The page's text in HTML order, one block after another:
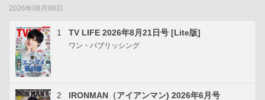
2026年08月08日
1 TV LIFE 2026年8月21日号 [Lite版]
ワン・パブリッシング
2 IRONMAN（アイアンマン) 2026年6月号